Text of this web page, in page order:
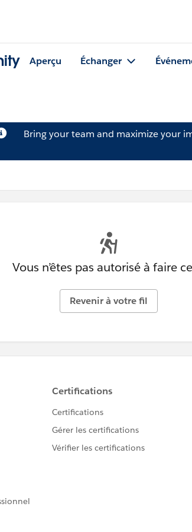
Aperçu Échanger
Bring your team and maximize your
Vous n’êtes pas autorisé à faire
Revenir à votre fil